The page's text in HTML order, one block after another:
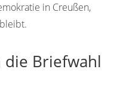
in Creußen,
die Briefwahl